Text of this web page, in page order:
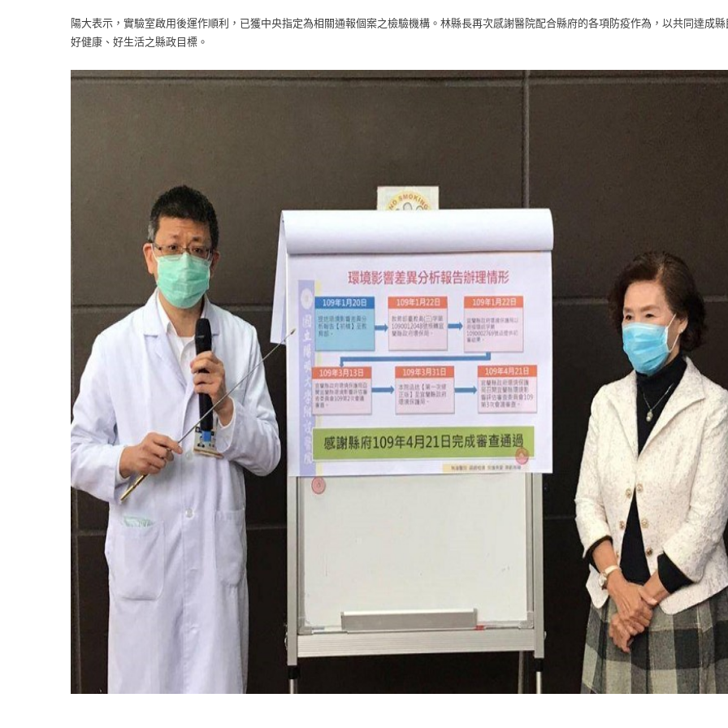
陽大表示，實驗室啟用後運作順利，已獲中央指定為相關通報個案之檢驗機構。林縣長再次感謝醫院配合縣府的各項防疫作為，以共同達成縣
好健康、好生活之縣政目標。